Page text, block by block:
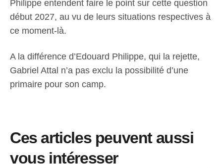
Philippe entendent faire le point sur cette question
début 2027, au vu de leurs situations respectives à
ce moment-là.
A la différence d’Edouard Philippe, qui la rejette,
Gabriel Attal n’a pas exclu la possibilité d’une
primaire pour son camp.
Ces articles peuvent aussi
vous intéresser